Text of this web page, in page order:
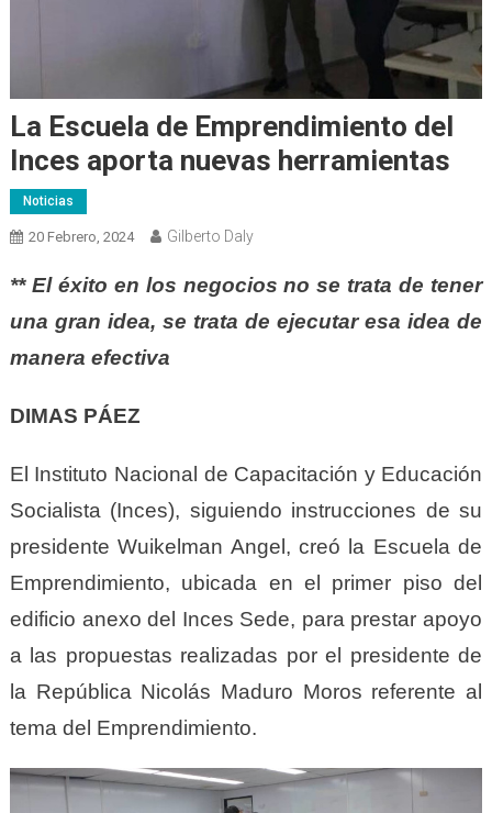
La Escuela de Emprendimiento del
Inces aporta nuevas herramientas
Noticias
20 Febrero, 2024 Gilberto Daly
** El éxito en los negocios no se trata de tener
una gran idea, se trata de ejecutar esa idea de
manera efectiva
DIMAS PÁEZ
El Instituto Nacional de Capacitación y Educación
Socialista (Inces), siguiendo instrucciones de su
presidente Wuikelman Angel, creó la Escuela de
Emprendimiento, ubicada en el primer piso del
edificio anexo del Inces Sede, para prestar apoyo
a las propuestas realizadas por el presidente de
la República Nicolás Maduro Moros referente al
tema del Emprendimiento.